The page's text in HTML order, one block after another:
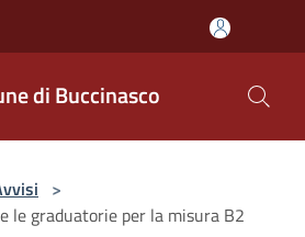
di Buccinasco
>
le graduatorie per la misura B2